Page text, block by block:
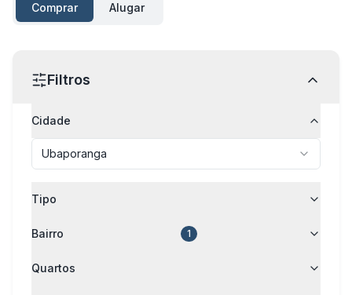
Comprar Alugar
Filtros
Cidade
Ubaporanga
Tipo
Bairro 1
Quartos